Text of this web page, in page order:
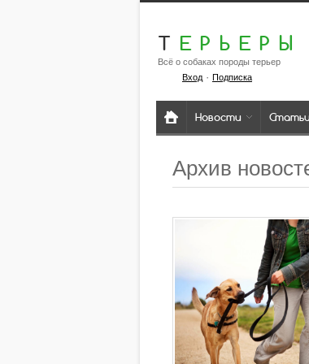
Т ЕРЬЕРЫ
Всё о собаках породы терьер
Вход· Подписка
Новости Статьи
Архив